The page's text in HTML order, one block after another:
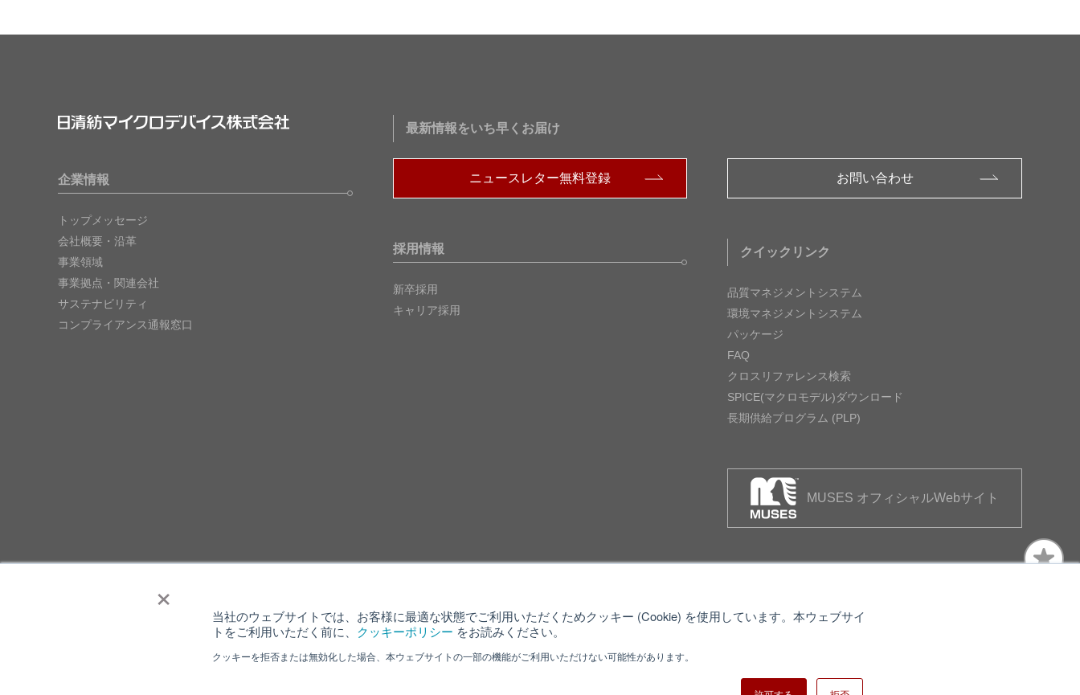
×
当社のウェブサイトでは、お客様に最適な状態でご利用いただくためクッキー (Cookie) を使用しています。本ウェブサイ
トをご利用いただく前に、 クッキーポリシー をお読みください。
クッキーを拒否または無効化した場合、本ウェブサイトの一部の機能がご利用いただけない可能性があります。
企業情報
トップメッセージ
会社概要・沿革
事業領域
事業拠点・関連会社
サステナビリティ
コンプライアンス通報窓口
最新情報をいち早くお届け
ニュースレター無料登録
採用情報
新卒採用
キャリア採用
お問い合わせ
クイックリンク
品質マネジメントシステム
環境マネジメントシステム
パッケージ
FAQ
クロスリファレンス検索
SPICE(マクロモデル)ダウンロード
長期供給プログラム (PLP)
MUSES オフィシャルWebサイト